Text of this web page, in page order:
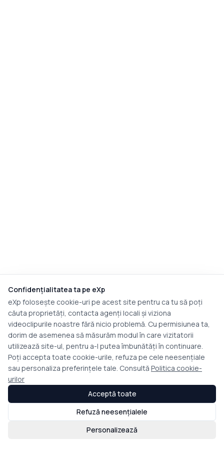
Confidențialitatea ta pe eXp
eXp folosește cookie-uri pe acest site pentru ca tu să poți
căuta proprietăți, contacta agenți locali și viziona
videoclipurile noastre fără nicio problemă. Cu permisiunea ta,
dorim de asemenea să măsurăm modul în care vizitatorii
utilizează site-ul, pentru a-l putea îmbunătăți în continuare.
Poți accepta toate cookie-urile, refuza pe cele neesențiale
sau personaliza preferințele tale. Consultă Politica cookie-
urilor
Personalizează
Refuză neesențialele
Acceptă toate